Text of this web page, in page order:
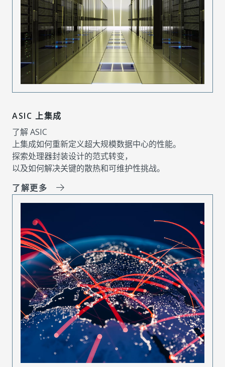
ASIC 上集成
了解 ASIC
上集成如何重新定义超大规模数据中心的性能。
探索处理器封装设计的范式转变，
以及如何解决关键的散热和可维护性挑战。
了解更多